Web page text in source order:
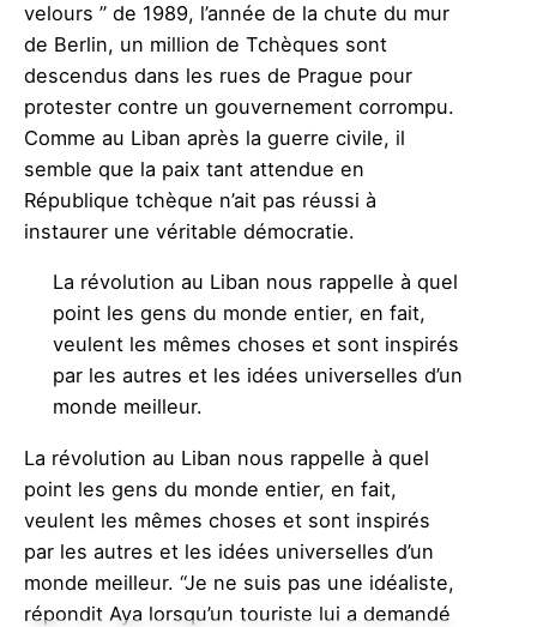
velours ” de 1989, l’année de la chute du mur
de Berlin, un million de Tchèques sont
descendus dans les rues de Prague pour
protester contre un gouvernement corrompu.
Comme au Liban après la guerre civile, il
semble que la paix tant attendue en
République tchèque n’ait pas réussi à
instaurer une véritable démocratie.
La révolution au Liban nous rappelle à quel
point les gens du monde entier, en fait,
veulent les mêmes choses et sont inspirés
par les autres et les idées universelles d’un
monde meilleur.
La révolution au Liban nous rappelle à quel
point les gens du monde entier, en fait,
veulent les mêmes choses et sont inspirés
par les autres et les idées universelles d’un
monde meilleur. “Je ne suis pas une idéaliste,
répondit Aya lorsqu’un touriste lui a demandé